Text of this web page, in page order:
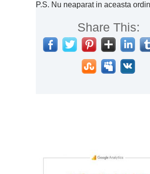
P.S. Nu neaparat in aceasta
Share This: